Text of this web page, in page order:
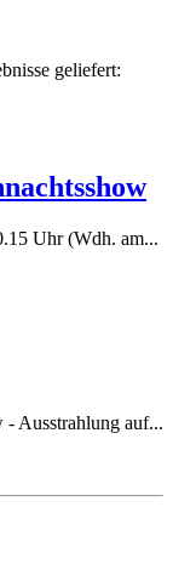
geliefert:
Uhr (Wdh. am...
Ausstrahlung auf...